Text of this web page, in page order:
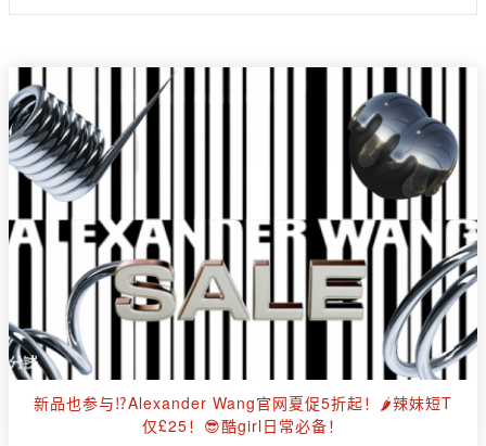
新品也参与⁉Alexander Wang官网夏促5折起！🌶辣妹短T
仅£25！😎酷girl日常必备！